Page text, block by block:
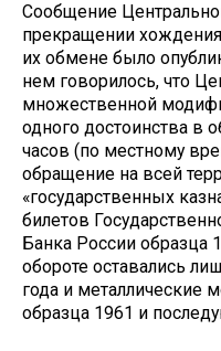
Сообщение
прекращении
их обмене было
нем говорилось, что
множественной
одного достоинства в
часов (по местному
обращение на всей
«государственных
билетов
Банка России образца
обороте оставались
года и металлические
образца 1961 и